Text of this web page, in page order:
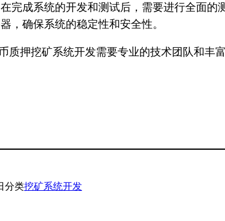
完成系统的开发和测试后，需要进行全面
，确保系统的稳定性和安全性。
质押挖矿系统开发需要专业的技术团队和丰
分类挖矿系统开发